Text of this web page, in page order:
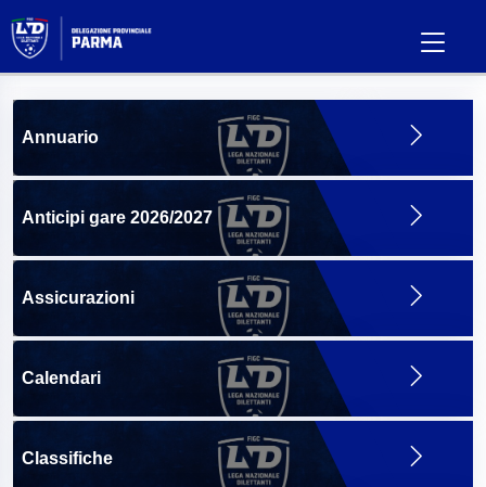
Annuario
Anticipi gare 2026/2027
Assicurazioni
Calendari
Classifiche